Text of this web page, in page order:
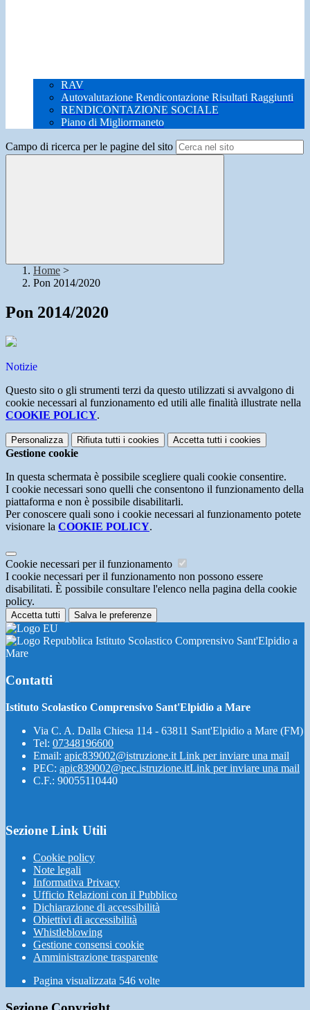
RAV
Autovalutazione Rendicontazione Risultati Raggiunti
RENDICONTAZIONE SOCIALE
Piano di Migliormaneto
Campo di ricerca per le pagine del sito
Home >
Pon 2014/2020
Pon 2014/2020
Notizie
Questo sito o gli strumenti terzi da questo utilizzati si avvalgono di
cookie necessari al funzionamento ed utili alle finalità illustrate nella
COOKIE POLICY.
Personalizza Rifiuta tutti i cookies Accetta tutti i cookies
Gestione cookie
In questa schermata è possibile scegliere quali cookie consentire.
I cookie necessari sono quelli che consentono il funzionamento della
piattaforma e non è possibile disabilitarli.
Per conoscere quali sono i cookie necessari al funzionamento potete
visionare la COOKIE POLICY.
Cookie necessari per il funzionamento
I cookie necessari per il funzionamento non possono essere
disabilitati. È possibile consultare l'elenco nella pagina della cookie
policy.
Accetta tutti Salva le preferenze
Istituto Scolastico Comprensivo Sant'Elpidio a
Mare
Contatti
Istituto Scolastico Comprensivo Sant'Elpidio a Mare
Via C. A. Dalla Chiesa 114 - 63811 Sant'Elpidio a Mare (FM)
Tel: 07348196600
Email: apic839002@istruzione.it Link per inviare una mail
PEC: apic839002@pec.istruzione.itLink per inviare una mail
C.F.: 90055110440
Sezione Link Utili
Cookie policy
Note legali
Informativa Privacy
Ufficio Relazioni con il Pubblico
Dichiarazione di accessibilità
Obiettivi di accessibilità
Whistleblowing
Gestione consensi cookie
Amministrazione trasparente
Pagina visualizzata 546 volte